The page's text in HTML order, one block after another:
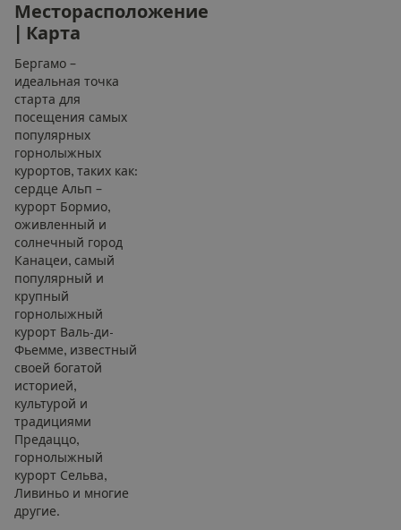
Месторасположение
Карта
Бергамо –
идеальная точка
старта для
посещения самых
популярных
горнолыжных
курортов, таких как:
сердце Альп –
курорт Бормио,
оживленный и
солнечный город
Канацеи, самый
популярный и
крупный
горнолыжный
курорт Валь-ди-
Фьемме, известный
своей богатой
историей,
культурой и
традициями
Предаццо,
горнолыжный
курорт Сельва,
Ливиньо и многие
другие.